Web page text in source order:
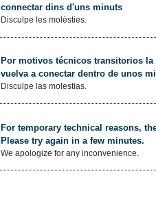
connectar dins d'uns minuts
Disculpe les molèsties.
Por motivos técnicos transitorios
vuelva a conectar dentro de unos
Disculpe las molestias.
For temporary technical reasons,
Please try again in a few minutes.
We apologize for any inconvenience.